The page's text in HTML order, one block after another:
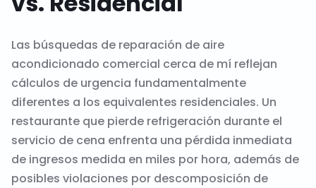
Las búsquedas de reparación de aire
acondicionado comercial cerca de mí reflejan
cálculos de urgencia fundamentalmente
diferentes a los equivalentes residenciales. Un
restaurante que pierde refrigeración durante el
servicio de cena enfrenta una pérdida inmediata
de ingresos medida en miles por hora, además de
posibles violaciones por descomposición de